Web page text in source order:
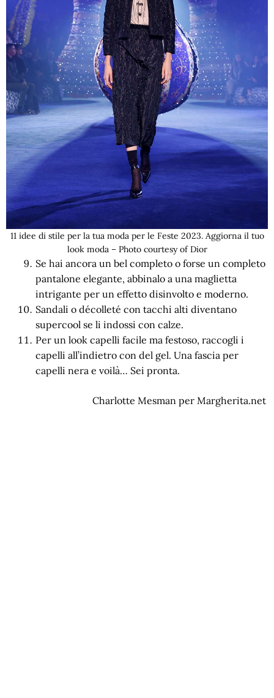
11 idee di stile per la tua moda per le Feste 2023. Aggiorna il tuo
look moda – Photo courtesy of Dior
Se hai ancora un bel completo o forse un completo
pantalone elegante, abbinalo a una maglietta
intrigante per un effetto disinvolto e moderno.
Sandali o décolleté con tacchi alti diventano
supercool se li indossi con calze.
Per un look capelli facile ma festoso, raccogli i
capelli all’indietro con del gel. Una fascia per
capelli nera e voilà… Sei pronta.
Charlotte Mesman per Margherita.net